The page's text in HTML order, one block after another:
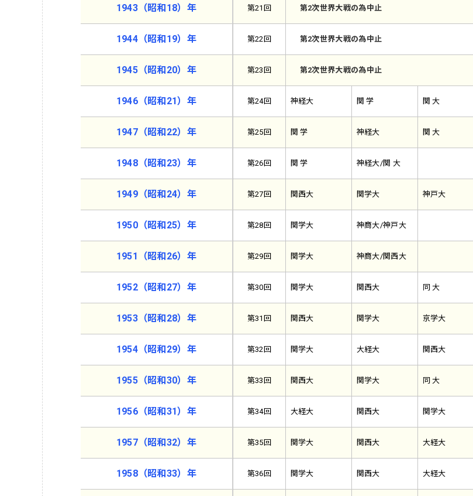
1943（昭和18）年 第21回 第2次世界大戦の為中止
1944（昭和19）年 第22回 第2次世界大戦の為中止
1945（昭和20）年 第23回 第2次世界大戦の為中止
1946（昭和21）年 第24回 神経大 関 学 関 大
1947（昭和22）年 第25回 関 学 神経大 関 大
1948（昭和23）年 第26回 関 学 神経大/関 大
1949（昭和24）年 第27回 関西大 関学大 神戸大
1950（昭和25）年 第28回 関学大 神商大/神戸大
1951（昭和26）年 第29回 関学大 神商大/関西大
1952（昭和27）年 第30回 関学大 関西大 同 大
1953（昭和28）年 第31回 関西大 関学大 京学大
1954（昭和29）年 第32回 関学大 大経大 関西大
1955（昭和30）年 第33回 関西大 関学大 同 大
1956（昭和31）年 第34回 大経大 関西大 関学大
1957（昭和32）年 第35回 関学大 関西大 大経大
1958（昭和33）年 第36回 関学大 関西大 大経大